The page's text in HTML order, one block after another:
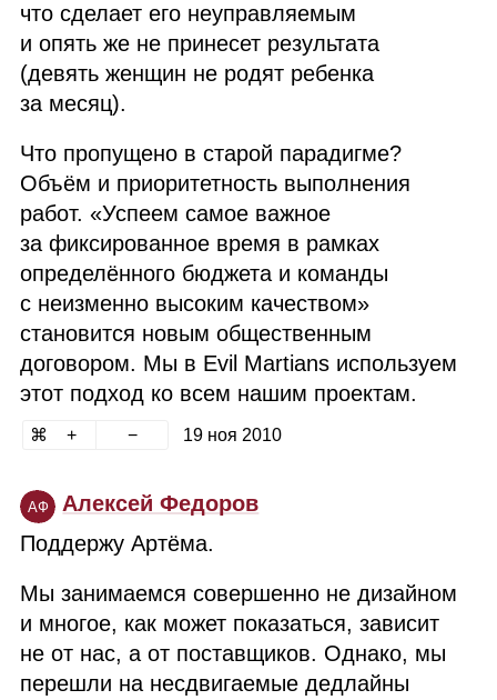
что сделает его неуправляемым
и опять же не принесет результата
(девять женщин не родят ребенка
за месяц).
Что пропущено в старой парадигме?
Объём и приоритетность выполнения
работ. «Успеем самое важное
за фиксированное время в рамках
определённого бюджета и команды
с неизменно высоким качеством»
становится новым общественным
договором. Мы в Evil Martians используем
этот подход ко всем нашим проектам.
19 ноя 2010
АФ
Алексей Федоров
Поддержу Артёма.
Мы занимаемся совершенно не дизайном
и многое, как может показаться, зависит
не от нас, а от поставщиков. Однако, мы
перешли на несдвигаемые дедлайны